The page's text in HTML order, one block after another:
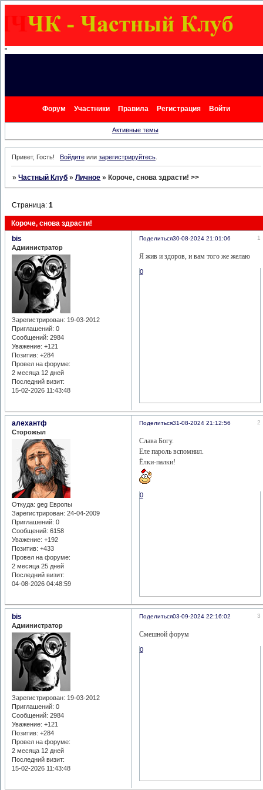
"
Форум Участники Правила Регистрация Войти
Активные темы
Привет, Гость! Войдитеили зарегистрируйтесь.
»Частный Клуб »Личное »Короче, снова здрасти! >>
Короче, снова здрасти!
Страница:1
Поделиться 1
30-08-2024 21:01:06
bis
Администратор
Зарегистрирован: 19-03-2012
Приглашений: 0
Сообщений: 2984
Уважение: +121
Позитив: +284
Провел на форуме:
2 месяца 12 дней
Последний визит:
15-02-2026 11:43:48
Я жив и здоров, и вам того же желаю
0
Поделиться 2
31-08-2024 21:12:56
алехантф
Сторожыл
Откуда: geg Европы
Зарегистрирован: 24-04-2009
Приглашений: 0
Сообщений: 6158
Уважение: +192
Позитив: +433
Провел на форуме:
2 месяца 25 дней
Последний визит:
04-08-2026 04:48:59
Слава Богу.
Еле пароль вспомнил.
Ёлки-палки!
0
Поделиться 3
03-09-2024 22:16:02
bis
Администратор
Зарегистрирован: 19-03-2012
Приглашений: 0
Сообщений: 2984
Уважение: +121
Позитив: +284
Провел на форуме:
2 месяца 12 дней
Последний визит:
15-02-2026 11:43:48
Смешной форум
0